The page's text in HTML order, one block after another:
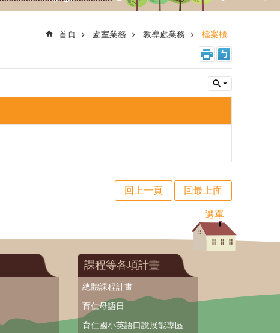
首頁 處室業務 教導處業務 檔案櫃
回上一頁 回最上面
選單
課程等各項計畫
總體課程計畫
育仁母語日
育仁國小英語口說展能專區